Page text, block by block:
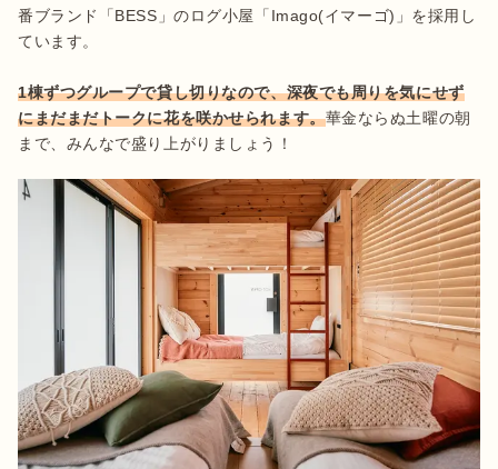
番ブランド「BESS」のログ小屋「Imago(イマーゴ)」を採用し
ています。
1棟ずつグループで貸し切りなので、深夜でも周りを気にせず
にまだまだトークに花を咲かせられます。華金ならぬ土曜の朝